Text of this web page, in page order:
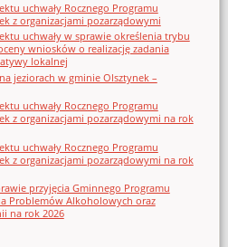
uchwały Rocznego Programu
z organizacjami pozarządowymi
uchwały w sprawie określenia trybu
wniosków o realizację zadania
lokalnej
jeziorach w gminie Olsztynek –
uchwały Rocznego Programu
z organizacjami pozarządowymi na rok
uchwały Rocznego Programu
z organizacjami pozarządowymi na rok
przyjęcia Gminnego Programu
Problemów Alkoholowych oraz
na rok 2026